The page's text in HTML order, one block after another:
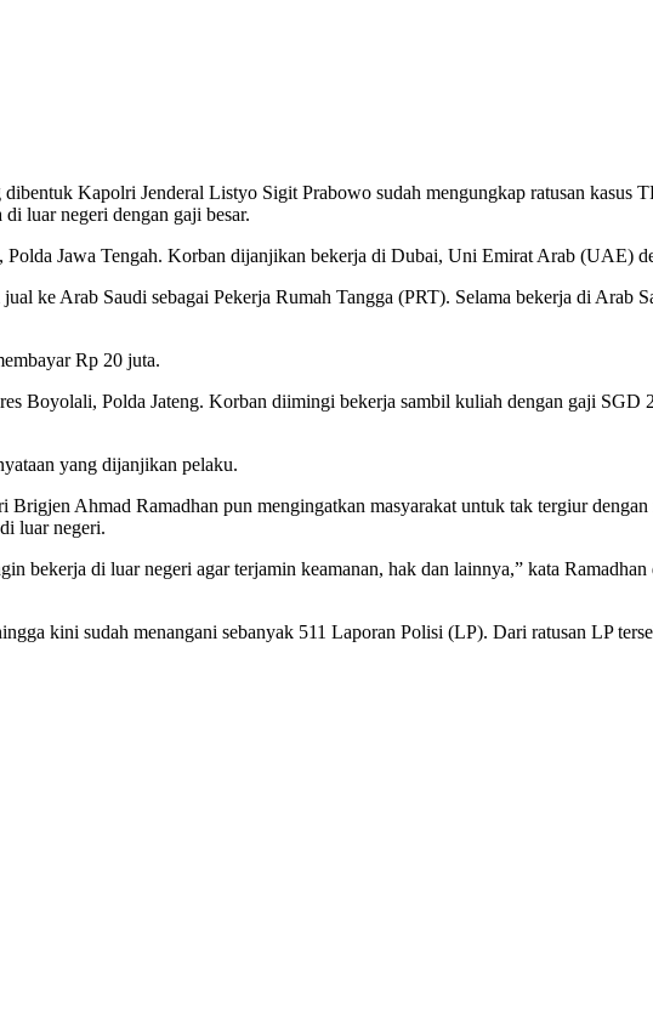
Kapolri Jenderal Listyo Sigit Prabowo sudah mengungkap ratusan kasus
luar negeri dengan gaji besar.
Polda Jawa Tengah. Korban dijanjikan bekerja di Dubai, Uni Emirat Arab (UAE)
ke Arab Saudi sebagai Pekerja Rumah Tangga (PRT). Selama bekerja di Arab
Rp 20 juta.
Boyolali, Polda Jateng. Korban diimingi bekerja sambil kuliah dengan gaji SGD
yang dijanjikan pelaku.
Ahmad Ramadhan pun mengingatkan masyarakat untuk tak tergiur
luar negeri.
bekerja di luar negeri agar terjamin keamanan, hak dan lainnya,” kata
kini sudah menangani sebanyak 511 Laporan Polisi (LP). Dari ratusan LP